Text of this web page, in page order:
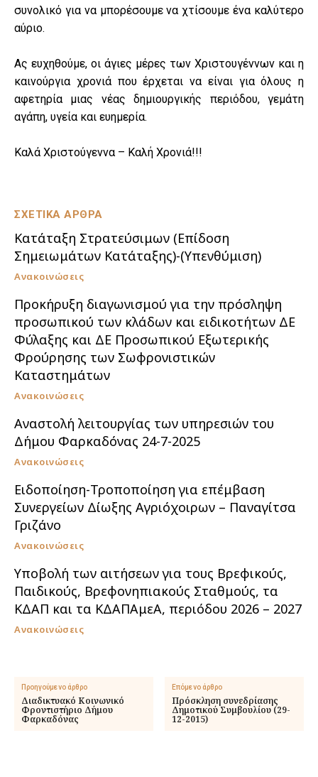
ΣΧΕΤΙΚΑ ΑΡΘΡΑ
Κατάταξη Στρατεύσιμων (Επίδοση
Σημειωμάτων Κατάταξης)-(Υπενθύμιση)
Ανακοινώσεις
Προκήρυξη διαγωνισμού για την πρόσληψη
προσωπικού των κλάδων και ειδικοτήτων ΔΕ
Φύλαξης και ΔΕ Προσωπικού Εξωτερικής
Φρούρησης των Σωφρονιστικών
Καταστημάτων
Ανακοινώσεις
Αναστολή λειτουργίας των υπηρεσιών του
Δήμου Φαρκαδόνας 24-7-2025
Ανακοινώσεις
Ειδοποίηση-Τροποποίηση για επέμβαση
Συνεργείων Δίωξης Αγριόχοιρων – Παναγίτσα
Γριζάνο
Ανακοινώσεις
Υποβολή των αιτήσεων για τους Βρεφικούς,
Παιδικούς, Βρεφονηπιακούς Σταθμούς, τα
ΚΔΑΠ και τα ΚΔΑΠΑμεΑ, περιόδου 2026 – 2027
Ανακοινώσεις
συνολικό για να μπορέσουμε να χτίσουμε ένα καλύτερο
αύριο.
Ας ευχηθούμε, οι άγιες μέρες των Χριστουγέννων και η
καινούργια χρονιά που έρχεται να είναι για όλους η
αφετηρία μιας νέας δημιουργικής περιόδου, γεμάτη
αγάπη, υγεία και ευημερία.
Καλά Χριστούγεννα – Καλή Χρονιά!!!
Προηγούμενο άρθρο
Διαδικτυακό Κοινωνικό
Φροντιστήριο Δήμου
Φαρκαδόνας
Επόμενο άρθρο
Πρόσκληση συνεδρίασης
Δημοτικού Συμβουλίου (29-
12-2015)